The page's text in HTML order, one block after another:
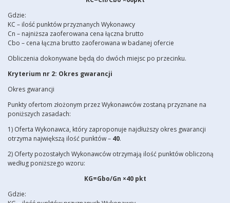
Gdzie:
KC – ilość punktów przyznanych Wykonawcy
Cn – najniższa zaoferowana cena łączna brutto
Cbo – cena łączna brutto zaoferowana w badanej ofercie
Obliczenia dokonywane będą do dwóch miejsc po przecinku.
Kryterium nr 2: Okres gwarancji
Okres gwarancji
Punkty ofertom złożonym przez Wykonawców zostaną przyznane na
poniższych zasadach:
1) Oferta Wykonawca, który zaproponuje najdłuższy okres gwarancji
otrzyma największą ilość punktów – 40.
2) Oferty pozostałych Wykonawców otrzymają ilość punktów obliczoną
według poniższego wzoru:
KG=Gbo/Gn ×40 pkt
Gdzie: